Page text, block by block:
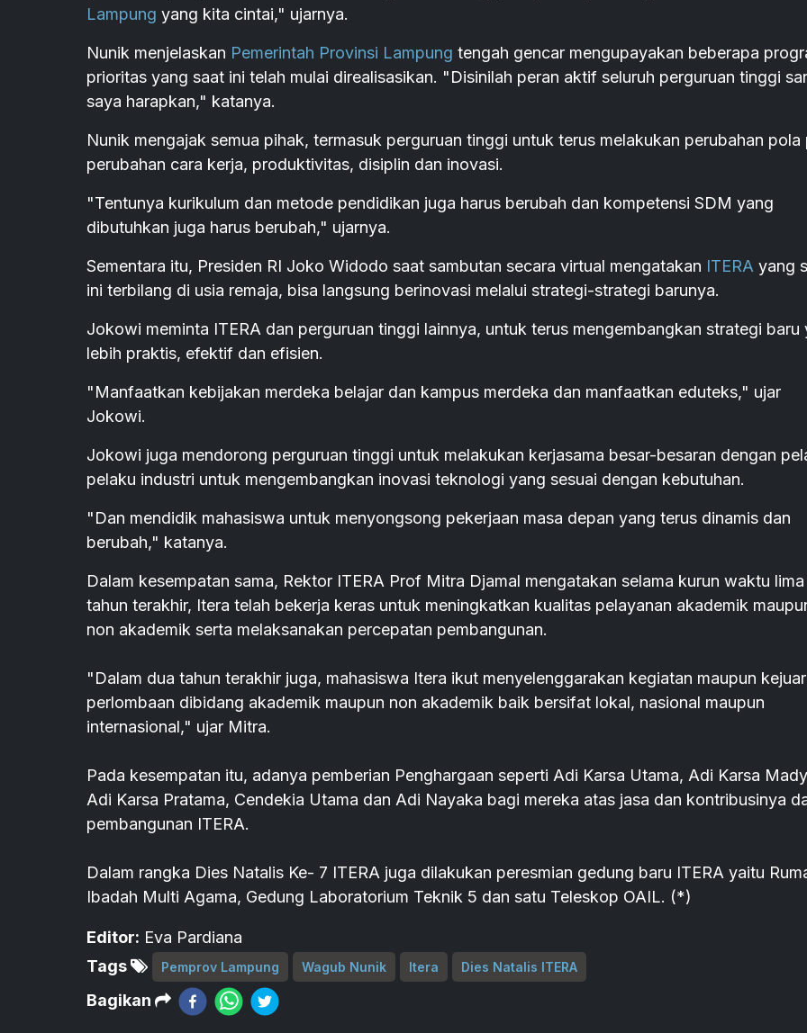
Lampung yang kita cintai," ujarnya.
Nunik menjelaskan Pemerintah Provinsi Lampung tengah gencar mengupayakan beberapa
prioritas yang saat ini telah mulai direalisasikan. "Disinilah peran aktif seluruh perguruan tinggi
saya harapkan," katanya.
Nunik mengajak semua pihak, termasuk perguruan tinggi untuk terus melakukan perubahan pola
perubahan cara kerja, produktivitas, disiplin dan inovasi.
"Tentunya kurikulum dan metode pendidikan juga harus berubah dan kompetensi SDM yang
dibutuhkan juga harus berubah," ujarnya.
Sementara itu, Presiden RI Joko Widodo saat sambutan secara virtual mengatakan ITERA yang
ini terbilang di usia remaja, bisa langsung berinovasi melalui strategi-strategi barunya.
Jokowi meminta ITERA dan perguruan tinggi lainnya, untuk terus mengembangkan strategi baru
lebih praktis, efektif dan efisien.
"Manfaatkan kebijakan merdeka belajar dan kampus merdeka dan manfaatkan eduteks," ujar
Jokowi.
Jokowi juga mendorong perguruan tinggi untuk melakukan kerjasama besar-besaran dengan
pelaku industri untuk mengembangkan inovasi teknologi yang sesuai dengan kebutuhan.
"Dan mendidik mahasiswa untuk menyongsong pekerjaan masa depan yang terus dinamis dan
berubah," katanya.
Dalam kesempatan sama, Rektor ITERA Prof Mitra Djamal mengatakan selama kurun waktu lima
tahun terakhir, Itera telah bekerja keras untuk meningkatkan kualitas pelayanan akademik
non akademik serta melaksanakan percepatan pembangunan.
"Dalam dua tahun terakhir juga, mahasiswa Itera ikut menyelenggarakan kegiatan maupun
perlombaan dibidang akademik maupun non akademik baik bersifat lokal, nasional maupun
internasional," ujar Mitra.
Pada kesempatan itu, adanya pemberian Penghargaan seperti Adi Karsa Utama, Adi Karsa
Adi Karsa Pratama, Cendekia Utama dan Adi Nayaka bagi mereka atas jasa dan kontribusinya
pembangunan ITERA.
Dalam rangka Dies Natalis Ke- 7 ITERA juga dilakukan peresmian gedung baru ITERA yaitu
Ibadah Multi Agama, Gedung Laboratorium Teknik 5 dan satu Teleskop OAIL. (*)
Editor: Eva Pardiana
Tags
Pemprov Lampung Wagub Nunik Itera Dies Natalis ITERA
Bagikan